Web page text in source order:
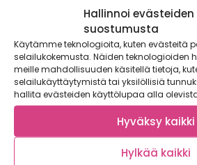
Hallinnoi evästeiden
suostumusta
Käytämme teknologioita, kuten evästeitä
selailukokemusta. Näiden teknologioiden
meille mahdollisuuden käsitellä tietoja,
selailukäyttäytymistä tai yksilöllisiä
hallita evästeiden käyttölupaa alla
Hyväksy kaikki
Hylkää kaikki
Kauan odotettu kesä on vihdoinkin
täyttyvät pyöräretkistä, uintihetkistä,
riippumatossa...